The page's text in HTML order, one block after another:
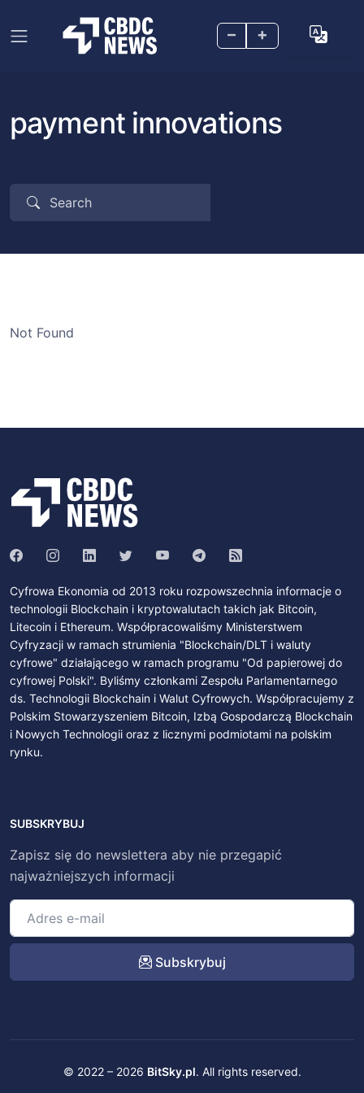
– +
payment innovations
Not Found
Cyfrowa Ekonomia od 2013 roku rozpowszechnia informacje o
technologii Blockchain i kryptowalutach takich jak Bitcoin,
Litecoin i Ethereum. Współpracowaliśmy Ministerstwem
Cyfryzacji w ramach strumienia "Blockchain/DLT i waluty
cyfrowe" działającego w ramach programu "Od papierowej do
cyfrowej Polski". Byliśmy członkami Zespołu Parlamentarnego
ds. Technologii Blockchain i Walut Cyfrowych. Współpracujemy z
Polskim Stowarzyszeniem Bitcoin, Izbą Gospodarczą Blockchain
i Nowych Technologii oraz z licznymi podmiotami na polskim
rynku.
SUBSKRYBUJ
Zapisz się do newslettera aby nie przegapić
najważniejszych informacji
Subskrybuj
© 2022 – 2026 BitSky.pl. All rights reserved.